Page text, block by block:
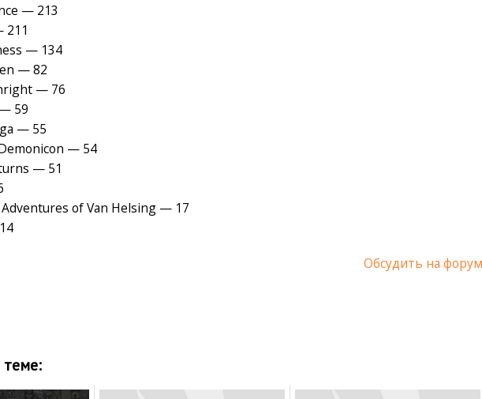
— 213
— 134
— 82
— 76
59
— 55
— 54
— 51
of Van Helsing — 17
Обсудить на